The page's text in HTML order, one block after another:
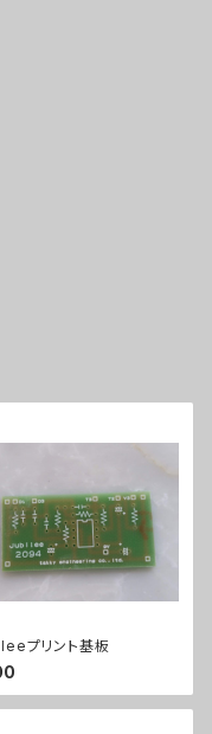
プリント基板